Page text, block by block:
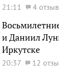
21:11 4
и Даниил
Иркутске
20:37 12